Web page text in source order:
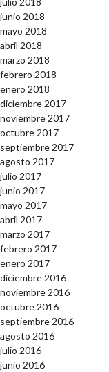
junio 2018
mayo 2018
abril 2018
marzo 2018
febrero 2018
enero 2018
diciembre 2017
noviembre 2017
octubre 2017
septiembre 2017
agosto 2017
julio 2017
junio 2017
mayo 2017
abril 2017
marzo 2017
febrero 2017
enero 2017
diciembre 2016
noviembre 2016
octubre 2016
septiembre 2016
agosto 2016
julio 2016
junio 2016